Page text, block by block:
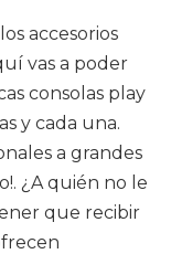
accesorios
vas a poder
consolas play
y cada una.
a grandes
¿A quién no le
que recibir